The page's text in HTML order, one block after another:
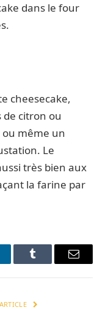
dans le four
cheesecake,
de citron ou
ou même un
Le
très bien aux
la farine par
Tumblr Email